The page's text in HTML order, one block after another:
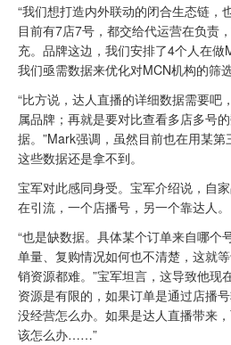
“我们想打造内外联动的闭合生态链，
目前有7店7号，都交给代运营在负责
充。品牌这边，我们安排了4个人在做
我们亟需数据来优化对MCN机构的筛
“比方说，达人直播的详细数据需要吧
属品牌；再就是要对比查看多店多号
据。”Mark强调，虽然目前也在用某
这些数据还是拿不到。
宝军对此感同身受。宝军介绍说，自
在引流，一个店播号，另一个靠达人。
“也是缺数据。具体某个订单来自哪个
单量、复购情况如何也不清楚，这就
销资源都难。”宝军坦言，这导致他现
资源是有限的，如果订单是通过店播
没经营怎么办。如果是达人直播带来
该怎么办……”